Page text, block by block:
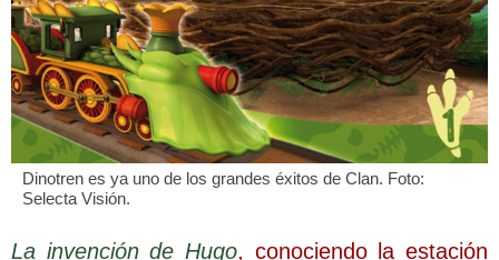
Dinotren es ya uno de los grandes éxitos de Clan. Foto:
Selecta Visión.
La invención de Hugo, conociendo la estación